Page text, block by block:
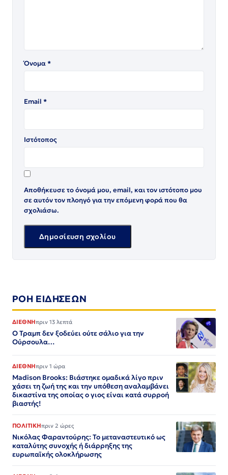
Όνομα*
Email *
Ιστότοπος
Αποθήκευσε το όνομά μου, email, και τον ιστότοπο μου
σε αυτόν τον πλοηγό για την επόμενη φορά που θα
σχολιάσω.
ΡΟΗ ΕΙΔΗΣΕΩΝ
ΔΙΕΘΝΗπριν 13 λεπτά
Ο Τραμπ δεν ξοδεύει ούτε σάλιο για την
Ούρσουλα…
ΔΙΕΘΝΗπριν 1 ώρα
Madison Brooks: Βιάστηκε ομαδικά λίγο πριν
χάσει τη ζωή της και την υπόθεση αναλαμβάνει
δικαστίνα της οποίας ο γιος είναι κατά συρροή
βιαστής!
ΠΟΛΙΤΙΚΗπριν 2 ώρες
Νικόλας Φαραντούρης: Το μεταναστευτικό ως
καταλύτης συνοχής ή διάρρηξης της
ευρωπαϊκής ολοκλήρωσης